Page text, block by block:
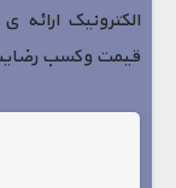
الکترونیک
قیمت وکسب